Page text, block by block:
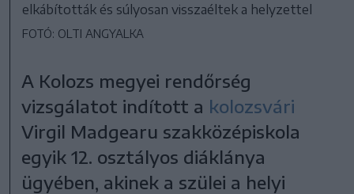
elkábították és súlyosan visszaéltek a helyzettel
FOTÓ: OLTI ANGYALKA
A Kolozs megyei rendőrség
vizsgálatot indított a kolozsvári
Virgil Madgearu szakközépiskola
egyik 12. osztályos diáklánya
ügyében, akinek a szülei a helyi